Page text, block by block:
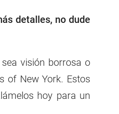
detalles, no dude
visión borrosa o
of New York. Estos
hoy para un